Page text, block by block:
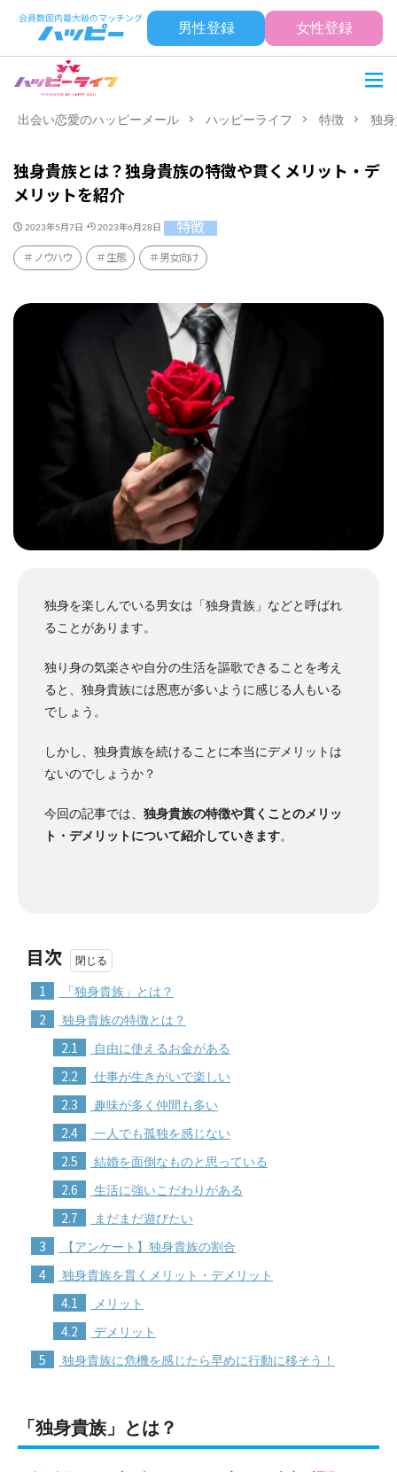
男性登録 女性登録
出会い恋愛のハッピーメール ハッピーライフ 特徴 独
独身貴族とは？独身貴族の特徴や貫くメリット・デ
メリットを紹介
2023年5月7日 2023年6月28日 特徴
ノウハウ 生態 男女向け
独身を楽しんでいる男女は「独身貴族」などと呼ばれ
ることがあります。
独り身の気楽さや自分の生活を謳歌できることを考え
ると、独身貴族には恩恵が多いように感じる人もいる
でしょう。
しかし、独身貴族を続けることに本当にデメリットは
ないのでしょうか？
今回の記事では、 独身貴族の特徴や貫くことのメリッ
ト・デメリットについて紹介していきます。
目次
1 「独身貴族」とは？
2 独身貴族の特徴とは？
2.1 自由に使えるお金がある
2.2 仕事が生きがいで楽しい
2.3 趣味が多く仲間も多い
2.4 一人でも孤独を感じない
2.5 結婚を面倒なものと思っている
2.6 生活に強いこだわりがある
2.7 まだまだ遊びたい
3 【アンケート】独身貴族の割合
4 独身貴族を貫くメリット・デメリット
4.1 メリット
4.2 デメリット
5 独身貴族に危機を感じたら早めに行動に移そう！
「独身貴族」とは？